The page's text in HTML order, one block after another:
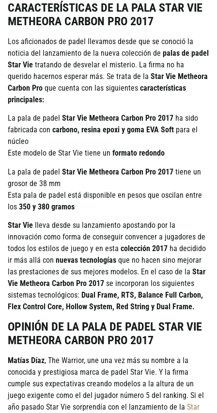
CARACTERÍSTICAS DE LA PALA STAR VIE
METHEORA CARBON PRO 2017
Los aficionados de padel llevamos desde que se conoció la
noticia del lanzamiento de la nueva colección de palas de padel
Star Vie tratando de desvelar el misterio. La firma no ha
querido hacernos esperar más. Se trata de la Star Vie Metheora
Carbon Pro que cuenta con las siguientes características
principales:
La pala de padel Star Vie Metheora Carbon Pro 2017 ha sido
fabricada con carbono, resina epoxi y goma EVA Soft para el
núcleo
Este modelo de Star Vie tiene un formato redondo
La pala de padel Star Vie Metheora Carbon Pro 2017 tiene un
grosor de 38 mm
Esta pala de padel está disponible en pesos que oscilan entre
los 350 y 380 gramos
Star Vie lleva desde su lanzamiento apostando por la
innovación como forma de conseguir convencer a jugadores de
todos los estilos de juego y en esta colección 2017 ha decidido
ir más allá con nuevas tecnologías que no hacen sino mejorar
las prestaciones de sus mejores modelos. En el caso de la Star
Vie Metheora Carbon Pro 2017 se incorporan los siguientes
sistemas tecnológicos: Dual Frame, RTS, Balance Full Carbon,
Flex Control Core, Hollow System, Red String y Dual Frame.
OPINIÓN DE LA PALA DE PADEL STAR VIE
METHEORA CARBON PRO 2017
Matías Díaz, The Warrior, une una vez más su nombre a la
conocida y prestigiosa marca de padel Star Vie. Y la firma
cumple sus expectativas creando modelos a la altura de un
juego exigente como el del jugador número 5 del ranking. Si el
año pasado Star Vie sorprendía con el lanzamiento de la Star